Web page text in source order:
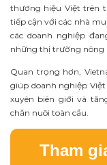
thương hiệu Việt trên
tiếp cận với các nhà
các doanh nghiệp
những thị trường nông
Quan trọng hơn,
giúp doanh nghiệp
xuyên biên giới và
chăn nuôi toàn cầu.
Tham